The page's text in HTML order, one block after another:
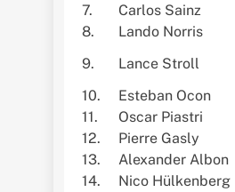
7.
Carlos Sainz
8.
Lando Norris
9.
Lance Stroll
10.
Esteban Ocon
11.
Oscar Piastri
12.
Pierre Gasly
13.
Alexander Albon
14.
Nico Hülkenberg